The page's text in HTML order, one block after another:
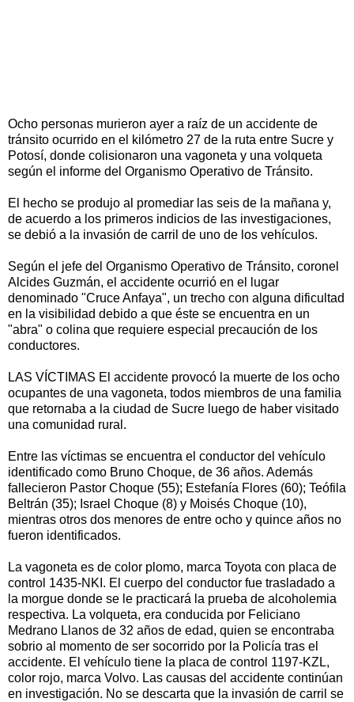
Ocho personas murieron ayer a raíz de un accidente de
tránsito ocurrido en el kilómetro 27 de la ruta entre Sucre y
Potosí, donde colisionaron una vagoneta y una volqueta
según el informe del Organismo Operativo de Tránsito.
El hecho se produjo al promediar las seis de la mañana y,
de acuerdo a los primeros indicios de las investigaciones,
se debió a la invasión de carril de uno de los vehículos.
Según el jefe del Organismo Operativo de Tránsito, coronel
Alcides Guzmán, el accidente ocurrió en el lugar
denominado "Cruce Anfaya", un trecho con alguna dificultad
en la visibilidad debido a que éste se encuentra en un
"abra" o colina que requiere especial precaución de los
conductores.
LAS VÍCTIMAS El accidente provocó la muerte de los ocho
ocupantes de una vagoneta, todos miembros de una familia
que retornaba a la ciudad de Sucre luego de haber visitado
una comunidad rural.
Entre las víctimas se encuentra el conductor del vehículo
identificado como Bruno Choque, de 36 años. Además
fallecieron Pastor Choque (55); Estefanía Flores (60); Teófila
Beltrán (35); Israel Choque (8) y Moisés Choque (10),
mientras otros dos menores de entre ocho y quince años no
fueron identificados.
La vagoneta es de color plomo, marca Toyota con placa de
control 1435-NKI. El cuerpo del conductor fue trasladado a
la morgue donde se le practicará la prueba de alcoholemia
respectiva. La volqueta, era conducida por Feliciano
Medrano Llanos de 32 años de edad, quien se encontraba
sobrio al momento de ser socorrido por la Policía tras el
accidente. El vehículo tiene la placa de control 1197-KZL,
color rojo, marca Volvo. Las causas del accidente continúan
en investigación. No se descarta que la invasión de carril se